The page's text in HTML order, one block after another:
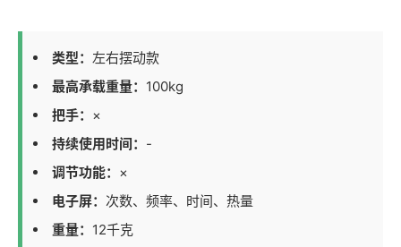
类型： 左右摆动款
最高承载重量： 100kg
把手： ×
持续使用时间： -
调节功能： ×
电子屏： 次数、频率、时间、热量
重量： 12千克